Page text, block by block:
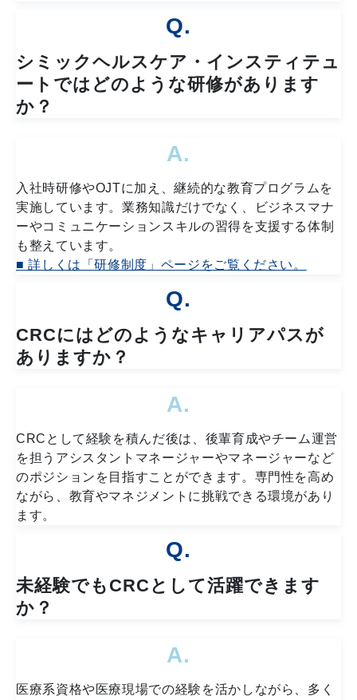
Q.
シミックヘルスケア・インスティテュ
ートではどのような研修があります
か？
A.
入社時研修やOJTに加え、継続的な教育プログラムを
実施しています。業務知識だけでなく、ビジネスマナ
ーやコミュニケーションスキルの習得を支援する体制
も整えています。
■ 詳しくは「研修制度」ページをご覧ください。
Q.
CRCにはどのようなキャリアパスが
ありますか？
A.
CRCとして経験を積んだ後は、後輩育成やチーム運営
を担うアシスタントマネージャーやマネージャーなど
のポジションを目指すことができます。専門性を高め
ながら、教育やマネジメントに挑戦できる環境があり
ます。
Q.
未経験でもCRCとして活躍できます
か？
A.
医療系資格や医療現場での経験を活かしながら、多く